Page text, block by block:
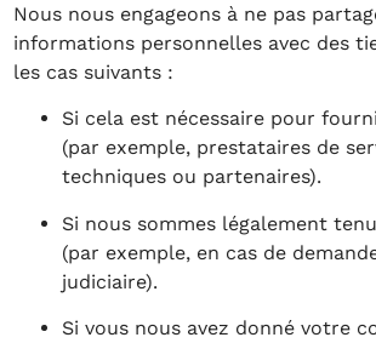
Nous nous engageons à ne pas
informations personnelles avec des
les cas suivants :
Si cela est nécessaire pour
(par exemple, prestataires de
techniques ou partenaires).
Si nous sommes légalement
(par exemple, en cas de
judiciaire).
Si vous nous avez donné votre